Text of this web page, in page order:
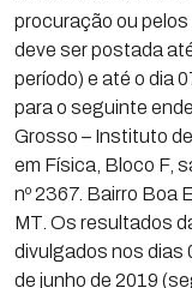
procuração ou
deve ser postada
período) e até o dia
para o seguinte
Grosso – Instituto
em Física, Bloco F,
nº 2367. Bairro Boa
MT. Os resultados
divulgados nos dias
de junho de 2019